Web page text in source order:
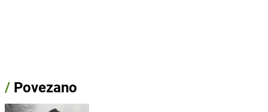
/ Povezano